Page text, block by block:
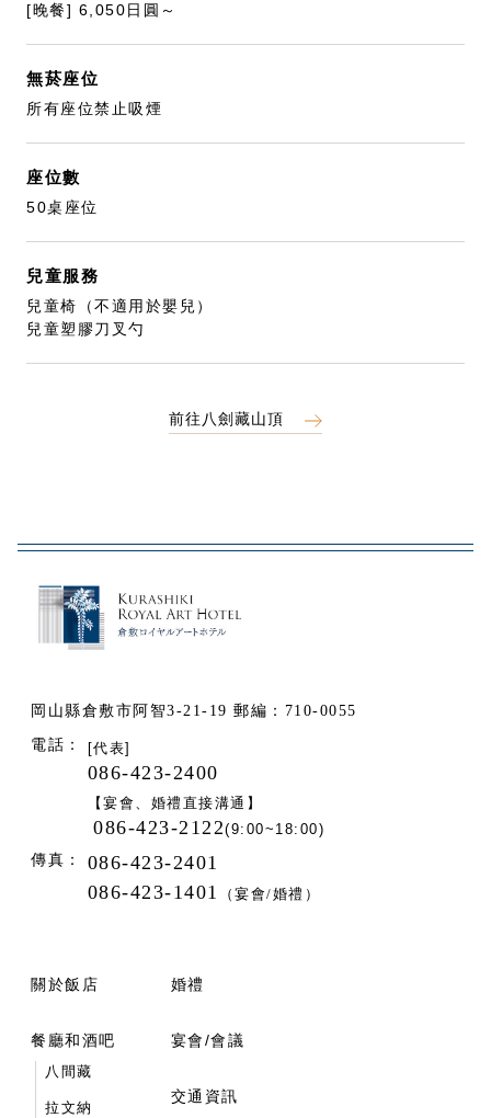
[晚餐] 6,050日圓～
無菸座位
所有座位禁止吸煙
座位數
50桌座位
兒童服務
兒童椅（不適用於嬰兒）
兒童塑膠刀叉勺
前往八劍藏山頂
岡山縣倉敷市阿智3-21-19 郵編：710-0055
電話： [代表]
086-423-2400
【宴會、婚禮直接溝通】
086-423-2122(9:00~18:00)
傳真：
086-423-2401
086-423-1401
（宴會/婚禮）
關於飯店
餐廳和酒吧
八間藏
拉文納
婚禮
宴會/會議
交通資訊